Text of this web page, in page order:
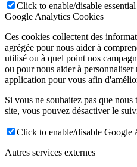
Click to enable/disable
Google Analytics Cookies
Ces cookies collectent des
agrégée pour nous aider à
utilisé ou à quel point nos
ou pour nous aider à personnaliser
application pour vous afin
Si vous ne souhaitez pas que
site, vous pouvez désactiver le
Click to enable/disable Google
Autres services externes